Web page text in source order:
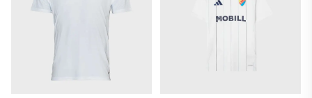
priser,
leveranstider
fraktkostnader.
SPRÅK
OCH